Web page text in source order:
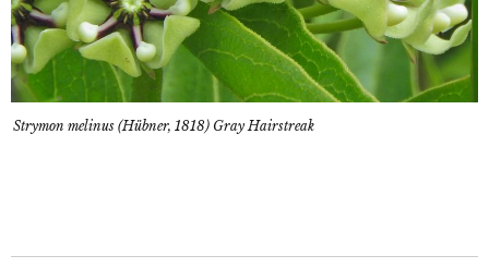
Strymon melinus (Hübner, 1818) Gray Hairstreak